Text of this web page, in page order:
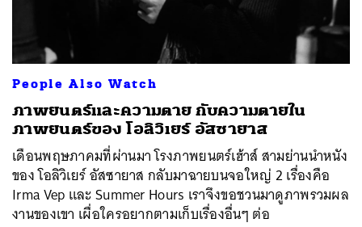
People Also Watch
ภาพยนตร์และความตาย กับความตายใน
ภาพยนตร์ของ โอลิวิเยร์ อัสซายาส
เดือนพฤษภาคมที่ผ่านมา โรงภาพยนตร์เฮ้าส์ สามย่านนำหนัง
ของ โอลิวิเยร์ อัสซายาส กลับมาฉายบนจอใหญ่ 2 เรื่องคือ
Irma Vep และ Summer Hours เราจึงขอชวนมาดูภาพรวมผล
งานของเขา เผื่อใครอยากตามเก็บเรื่องอื่นๆ ต่อ
TWEET